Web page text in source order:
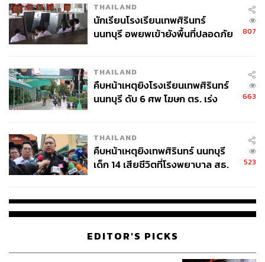
THAILAND
นักเรียนโรงเรียนเทพศิรินทร์
นนทบุรี อพยพเข้ายังพื้นที่ปลอดภัย
807
THAILAND
คืบหน้าเหตุยิงโรงเรียนเทพศิรินทร์
นนทบุรี ดับ 6 ศพ โฆษก ตร. เร่ง
663
THAILAND
คืบหน้าเหตุยิงเทพศิรินทร์ นนทบุรี
เด็ก 14 เสียชีวิตที่โรงพยาบาล สธ.
523
EDITOR'S PICKS